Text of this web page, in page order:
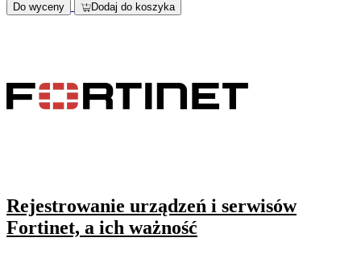
Do wyceny
Dodaj do koszyka
Rejestrowanie urządzeń i serwisów
Fortinet, a ich ważność